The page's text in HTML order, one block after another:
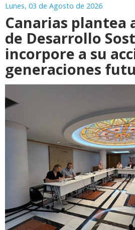
Lunes, 03 de Agosto de 2026
Canarias plantea
de Desarrollo
incorpore a su
generaciones